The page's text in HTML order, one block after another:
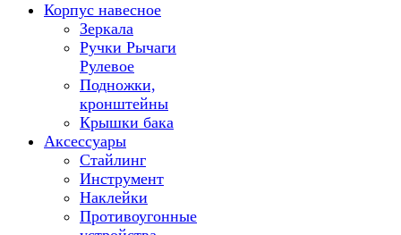
Корпус навесное
Зеркала
Ручки Рычаги
Рулевое
Подножки,
кронштейны
Крышки бака
Аксессуары
Стайлинг
Инструмент
Наклейки
Противоугонные